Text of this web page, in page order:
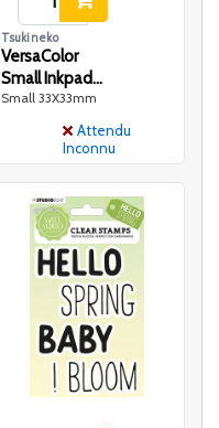
Tsukineko
VersaColor
Small Inkpad-
Opera Pink
Small 33X33mm
Attendu
Inconnu